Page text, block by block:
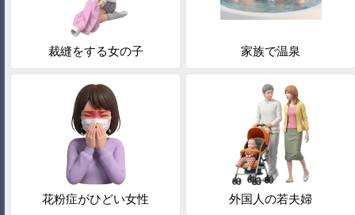
裁縫をする女の子 家族で温泉
花粉症がひどい女性 外国人の若夫婦